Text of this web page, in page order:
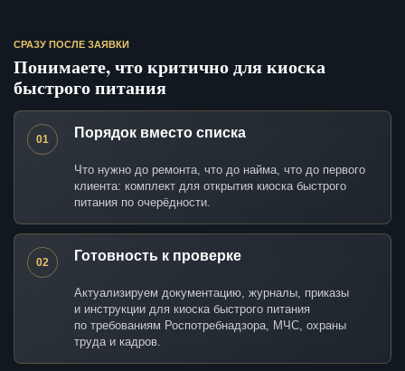
СРАЗУ ПОСЛЕ ЗАЯВКИ
Понимаете, что критично для киоска
быстрого питания
01 Порядок вместо списка
Что нужно до ремонта, что до найма, что до первого
клиента: комплект для открытия киоска быстрого
питания по очерёдности.
02 Готовность к проверке
Актуализируем документацию, журналы, приказы
и инструкции для киоска быстрого питания
по требованиям Роспотребнадзора, МЧС, охраны
труда и кадров.